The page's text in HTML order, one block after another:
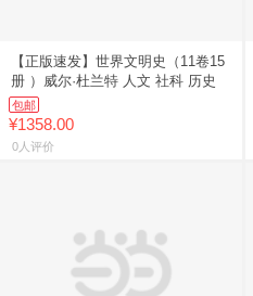
【正版速发】世界文明史（11卷15
册 ）威尔·杜兰特 人文 社科 历史
包邮
¥1358.00
0人评价